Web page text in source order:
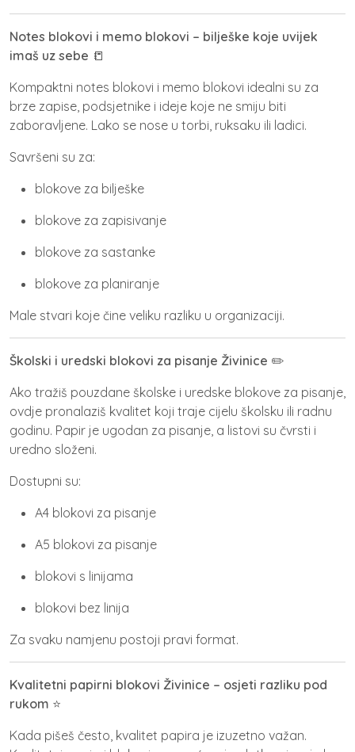
Notes blokovi i memo blokovi – bilješke koje uvijek
imaš uz sebe 📒
Kompaktni notes blokovi i memo blokovi idealni su za
brze zapise, podsjetnike i ideje koje ne smiju biti
zaboravljene. Lako se nose u torbi, ruksaku ili ladici.
Savršeni su za:
blokove za bilješke
blokove za zapisivanje
blokove za sastanke
blokove za planiranje
Male stvari koje čine veliku razliku u organizaciji.
Školski i uredski blokovi za pisanje Živinice ✏️
Ako tražiš pouzdane školske i uredske blokove za pisanje
ovdje pronalaziš kvalitet koji traje cijelu školsku ili radnu
godinu. Papir je ugodan za pisanje, a listovi su čvrsti i
uredno složeni.
Dostupni su:
A4 blokovi za pisanje
A5 blokovi za pisanje
blokovi s linijama
blokovi bez linija
Za svaku namjenu postoji pravi format.
Kvalitetni papirni blokovi Živinice – osjeti razliku pod
rukom ⭐
Kada pišeš često, kvalitet papira je izuzetno važan.